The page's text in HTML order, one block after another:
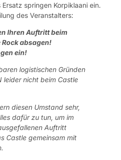
springen Korpiklaani ein.
des Veranstalters:
Ihren Auftritt beim
absagen!
ein!
logistischen Gründen
leider nicht beim Castle
diesen Umstand sehr,
dafür zu tun, um im
Auftritt
Castle gemeinsam mit